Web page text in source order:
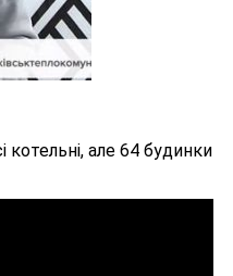
але 64 будинки